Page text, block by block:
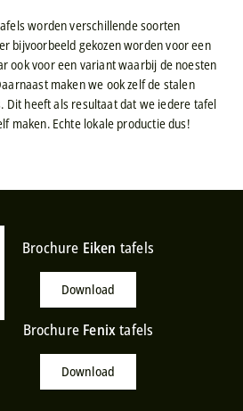
worden verschillende soorten
bijvoorbeeld gekozen worden voor een
ook voor een variant waarbij de noesten
maken we ook zelf de stalen
Dit heeft als resultaat dat we iedere tafel
maken. Echte lokale productie dus!
Brochure Eiken tafels
Download
Brochure Fenixtafels
Download